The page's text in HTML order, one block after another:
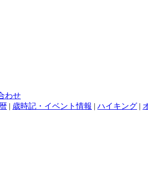
わせ
| 歳時記・イベント情報 | ハイキング |